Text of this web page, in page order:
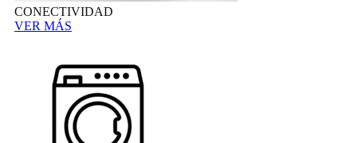
CONECTIVIDAD
VER MÁS